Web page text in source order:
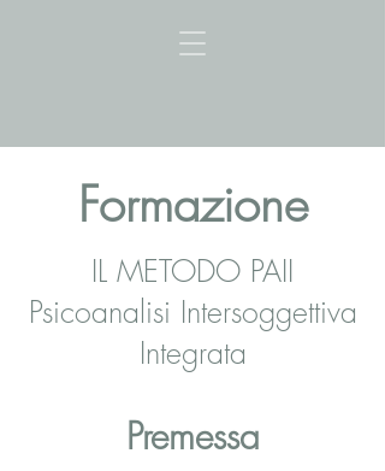
Formazione
IL METODO PAII
Psicoanalisi Intersoggettiva
Integrata
Premessa